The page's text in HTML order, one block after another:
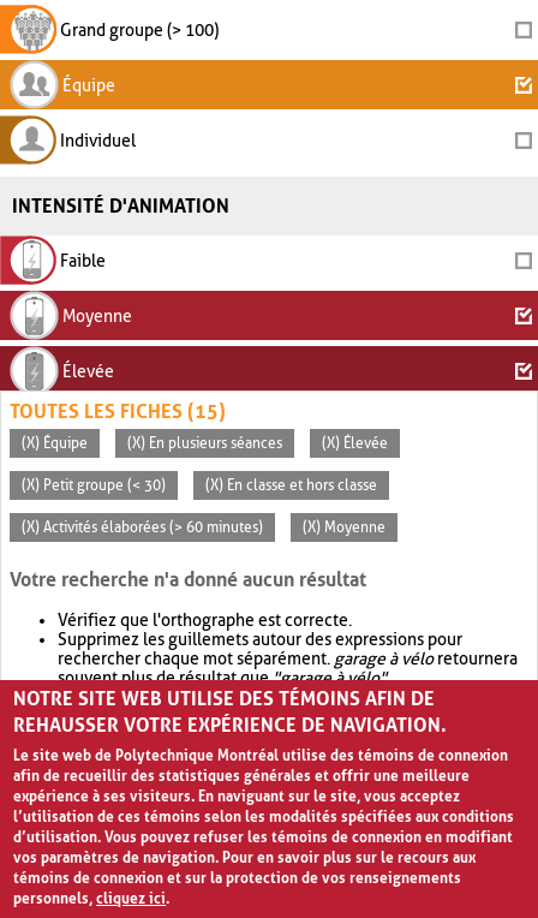
Grand groupe (> 100)
Équipe
Individuel
INTENSITÉ D'ANIMATION
Faible
Moyenne
Élevée
TOUTES LES FICHES (15)
(X) Équipe (X) En plusieurs séances (X) Élevée
(X) Petit groupe (< 30) (X) En classe et hors classe
(X) Activités élaborées (> 60 minutes) (X) Moyenne
Votre recherche n'a donné aucun résultat
Vérifiez que l'orthographe est correcte.
Supprimez les guillemets autour des expressions pour
rechercher chaque mot séparément. garage à véloretournera
souvent plus de résultat que"garage à vélo".
Envisagez d'élargir votre recherche avec OR.garage OR vélo
retournera souvent plus de résultat quegarage à vélo
NOTRE SITE WEB UTILISE DES TÉMOINS AFIN DE
REHAUSSER VOTRE EXPÉRIENCE DE NAVIGATION.
Le site web de Polytechnique Montréal utilise des témoins de connexion
afin de recueillir des statistiques générales et offrir une meilleure
expérience à ses visiteurs. En naviguant sur le site, vous acceptez
l’utilisation de ces témoins selon les modalités spécifiées aux conditions
d’utilisation. Vous pouvez refuser les témoins de connexion en modifiant
vos paramètres de navigation. Pour en savoir plus sur le recours aux
témoins de connexion et sur la protection de vos renseignements
personnels,cliquez ici.